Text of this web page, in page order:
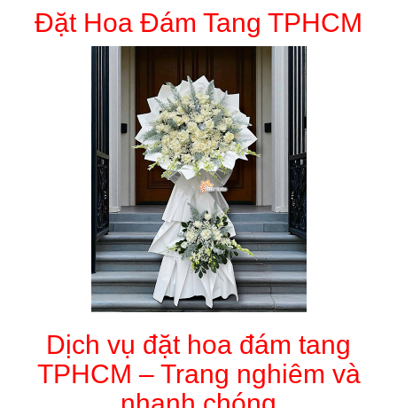
Đặt Hoa Đám Tang TPHCM
Dịch vụ đặt hoa đám tang
TPHCM – Trang nghiêm và